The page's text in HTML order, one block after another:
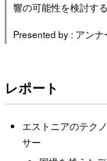
響の可能性を検討する
Presented by : アン
レポート
エストニアのテク
サー